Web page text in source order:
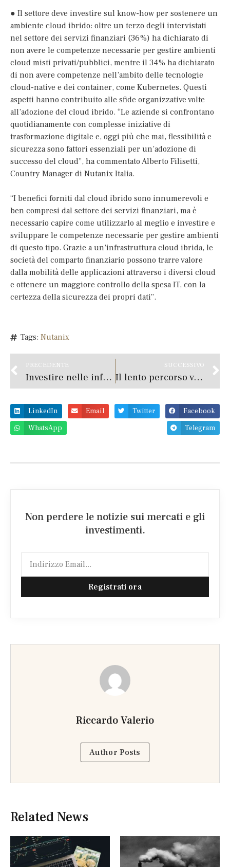
● Il settore deve investire sul know-how per sostenere un
ambiente cloud ibrido: oltre un terzo degli intervistati
nel settore dei servizi finanziari (36%) ha dichiarato di
non avere le competenze necessarie per gestire ambienti
cloud misti privati/pubblici, mentre il 34% ha dichiarato
di non avere competenze nell’ambito delle tecnologie
cloud-native e dei container, come Kubernetes. Questi
aspetti hanno contribuito alle sfide organizzative volte
all’adozione del cloud ibrido. “Le aziende si confrontano
quotidianamente con complesse iniziative di
trasformazione digitale e, oggi più che mai, flessibilità e
sicurezza sono fattori essenziali per un’adozione di
successo del cloud”, ha commentato Alberto Filisetti,
Country Manager di Nutanix Italia.
“I benefici forniti dal cloud ibrido sono innumerevoli e
ben compresi dal settore dei servizi finanziari, ma è
necessario capire come utilizzarlo al meglio e investire e
sviluppare le competenze necessarie per gestire ambienti
di questo tipo. Grazie a un’infrastruttura cloud ibrida, le
società del comparto finanziario possono trarre valore
dalla mobilità delle applicazioni attraverso i diversi cloud
e ottenere un maggiore controllo della spesa IT, con la
certezza della sicurezza dei propri dati”.
Tags: Nutanix
PRECEDENTE
Investire nelle infrastrutture che continueranno a supportare la digitalizzazione dell’economia
SUCCESSIVO
Il lento percorso verso la normalizzazione delle banche europee
LinkedIn Email Twitter
Facebook
WhatsApp
Telegram
Non perdere le notizie sui mercati e gli
investimenti.
Registrati ora
Riccardo Valerio
Author Posts
Related News